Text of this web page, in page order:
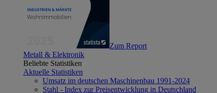
Zum Report
Metall & Elektronik
Beliebte Statistiken
Aktuelle Statistiken
Umsatz im deutschen Maschinenbau 1991-2024
Stahl - Index zur Preisentwicklung in Deutschland